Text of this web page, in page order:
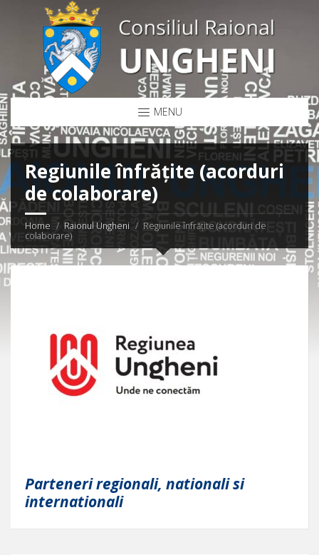
MENU
Regiunile înfrățite (acorduri
de colaborare)
Home Raionul Ungheni
Regiunile înfrățite (acorduri de
colaborare)
Parteneri regionali, nationali si
internationali